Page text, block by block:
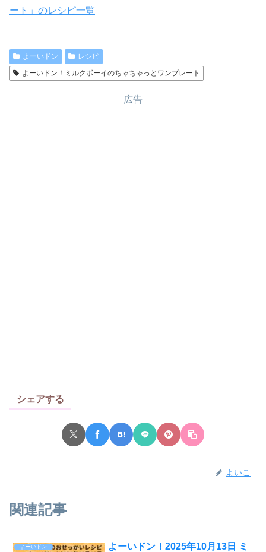
ート」のレシピ一覧
よーいドン
レシピ
よーいドン！ミルクボーイのちゃちゃっとワンプレート
広告
シェアする
よいこ
関連記事
よーいドン
よーいドン！2025年10月13日 ミ